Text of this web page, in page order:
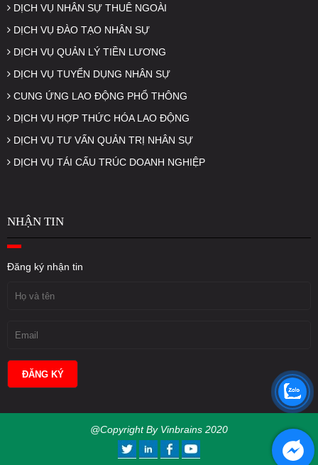
DỊCH VỤ NHÂN SỰ THUÊ NGOÀI
DỊCH VỤ ĐÀO TẠO NHÂN SỰ
DỊCH VỤ QUẢN LÝ TIỀN LƯƠNG
DỊCH VỤ TUYỂN DỤNG NHÂN SỰ
CUNG ỨNG LAO ĐỘNG PHỔ THÔNG
DỊCH VỤ HỢP THỨC HÓA LAO ĐỘNG
DỊCH VỤ TƯ VẤN QUẢN TRỊ NHÂN SỰ
DỊCH VỤ TÁI CẤU TRÚC DOANH NGHIỆP
NHẬN TIN
Đăng ký nhận tin
@Copyright By Vinbrains 2020